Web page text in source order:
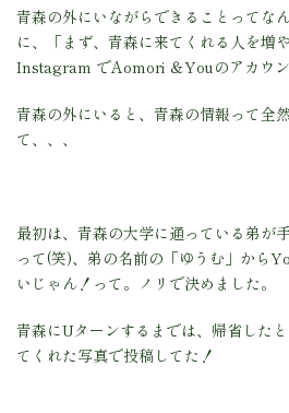
青森の外にいながらできることってな
に、「まず、青森に来てくれる人を増
Instagram でAomori ＆Youのアカウン
青森の外にいると、青森の情報って全
て、、、
最初は、青森の大学に通っている弟が
って(笑)、弟の名前の「ゆうむ」から
いじゃん！って。ノリで決めました。
青森にUターンするまでは、帰省した
てくれた写真で投稿してた！